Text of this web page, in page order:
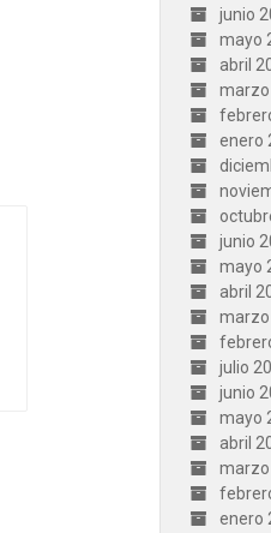
junio
mayo
abril
enero
junio
mayo
abril
julio
junio
mayo
abril
enero